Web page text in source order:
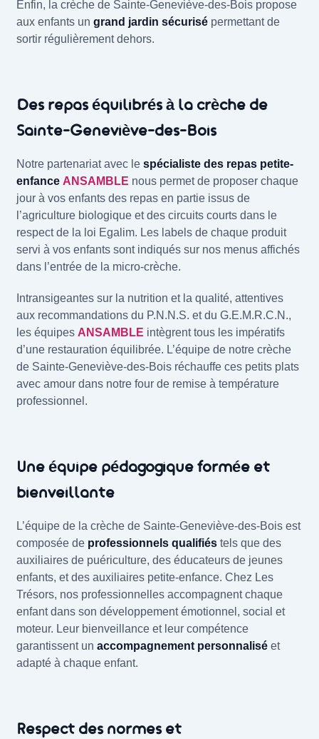
Enfin, la crèche de Sainte-Geneviève-des-Bois propose
aux enfants un grand jardin sécurisépermettant de
sortir régulièrement dehors.
Des repas équilibrés à la crèche de
Sainte-Geneviève-des-Bois
Notre partenariat avec le spécialiste des repas petite-
enfance ANSAMBLE nous permet de proposer chaque
jour à vos enfants des repas en partie issus de
l’agriculture biologique et des circuits courts dans le
respect de la loi Egalim. Les labels de chaque produit
servi à vos enfants sont indiqués sur nos menus affichés
dans l’entrée de la micro-crèche.
Intransigeantes sur la nutrition et la qualité, attentives
aux recommandations du P.N.N.S. et du G.E.M.R.C.N.,
les équipes ANSAMBLE intègrent tous les impératifs
d’une restauration équilibrée. L’équipe de notre crèche
de Sainte-Geneviève-des-Bois réchauffe ces petits plats
avec amour dans notre four de remise à température
professionnel.
Une équipe pédagogique formée et
bienveillante
L’équipe de la crèche de Sainte-Geneviève-des-Bois est
composée de professionnels qualifiéstels que des
auxiliaires de puériculture, des éducateurs de jeunes
enfants, et des auxiliaires petite-enfance. Chez Les
Trésors, nos professionnelles accompagnent chaque
enfant dans son développement émotionnel, social et
moteur. Leur bienveillance et leur compétence
garantissent un accompagnement personnaliséet
adapté à chaque enfant.
Respect des normes et